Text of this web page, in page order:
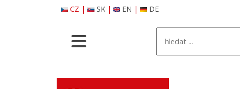
CZ | SK| EN | DE